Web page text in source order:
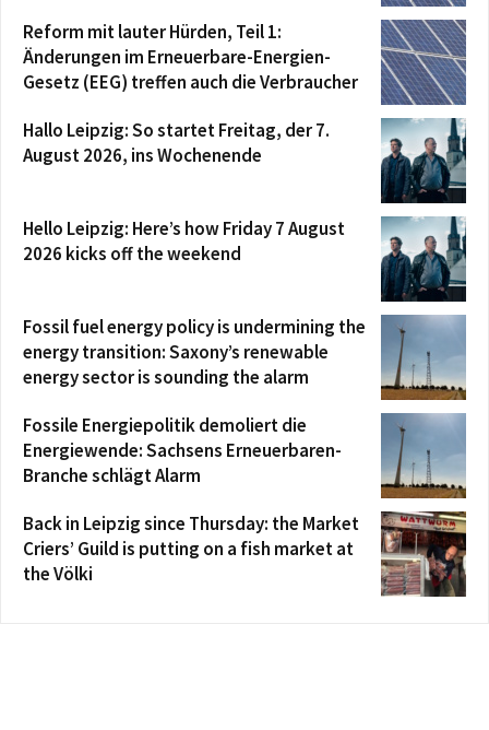
Reform mit lauter Hürden, Teil 1:
Änderungen im Erneuerbare-Energien-
Gesetz (EEG) treffen auch die Verbraucher
Hallo Leipzig: So startet Freitag, der 7.
August 2026, ins Wochenende
Hello Leipzig: Here’s how Friday 7 August
2026 kicks off the weekend
Fossil fuel energy policy is undermining the
energy transition: Saxony’s renewable
energy sector is sounding the alarm
Fossile Energiepolitik demoliert die
Energiewende: Sachsens Erneuerbaren-
Branche schlägt Alarm
Back in Leipzig since Thursday: the Market
Criers’ Guild is putting on a fish market at
the Völki